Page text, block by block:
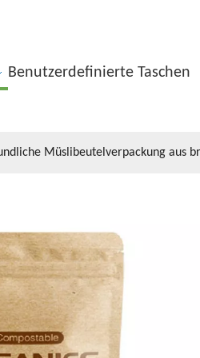
Benutzerdefinierte Taschen
Müslibeutelverpackung aus